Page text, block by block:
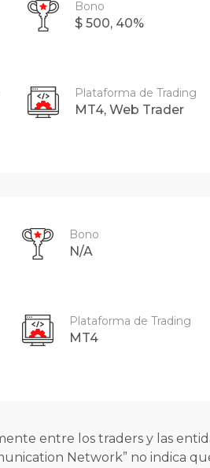
Bono
$ 500, 40%
Plataforma de Trading
MT4, Web Trader
Bono
N/A
Plataforma de Trading
MT4
entre los traders y las
Network” no indica